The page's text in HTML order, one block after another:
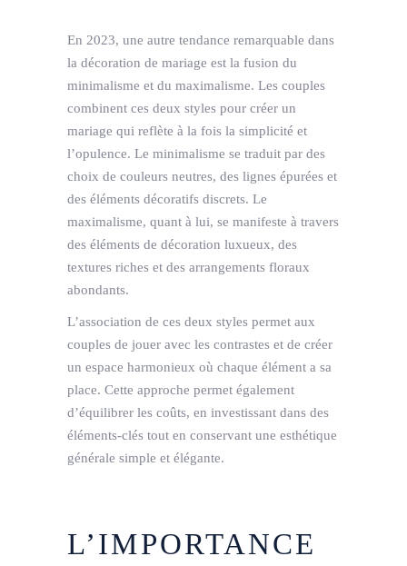
En 2023, une autre tendance remarquable dans
la décoration de mariage est la fusion du
minimalisme et du maximalisme. Les couples
combinent ces deux styles pour créer un
mariage qui reflète à la fois la simplicité et
l’opulence. Le minimalisme se traduit par des
choix de couleurs neutres, des lignes épurées et
des éléments décoratifs discrets. Le
maximalisme, quant à lui, se manifeste à travers
des éléments de décoration luxueux, des
textures riches et des arrangements floraux
abondants.
L’association de ces deux styles permet aux
couples de jouer avec les contrastes et de créer
un espace harmonieux où chaque élément a sa
place. Cette approche permet également
d’équilibrer les coûts, en investissant dans des
éléments-clés tout en conservant une esthétique
générale simple et élégante.
L’IMPORTANCE